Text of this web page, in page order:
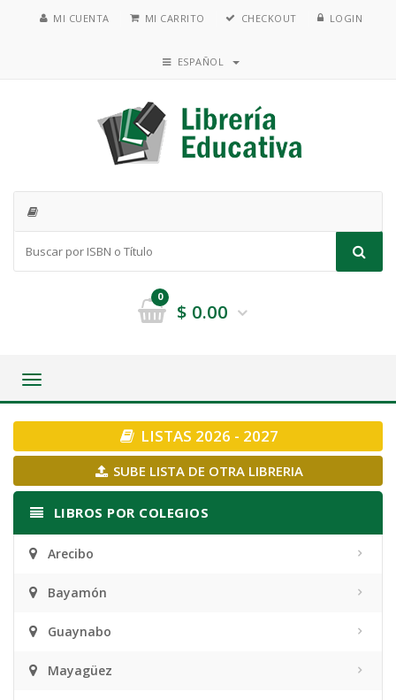
MI CUENTA MI CARRITO CHECKOUT LOGIN
ESPAÑOL
0
$ 0.00
Toggle
LISTAS 2026 - 2027
SUBE LISTA DE OTRA LIBRERIA
LIBROS POR COLEGIOS
Arecibo
Bayamón
Guaynabo
Mayagüez